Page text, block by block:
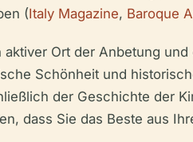
(Italy Magazine, Baroque
Ort der Anbetung
Schönheit und
der Geschichte der
dass Sie das Beste aus